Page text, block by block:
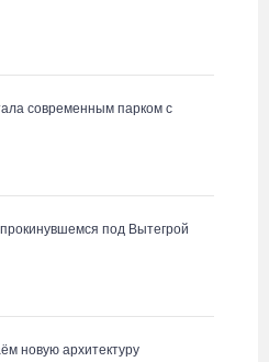
современным парком с
под Вытегрой
новую архитектуру